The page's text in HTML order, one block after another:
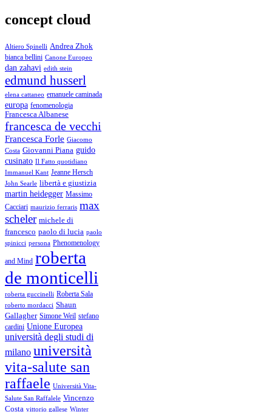
concept cloud
Altiero Spinelli Andrea Zhok
bianca bellini Canone Europeo
dan zahavi edith stein
edmund husserl
elena cattaneo emanuele caminada
europa fenomenologia
Francesca Albanese
francesca de vecchi
Francesca Forle Giacomo
Costa Giovanni Piana guido
cusinato Il Fatto quotidiano
Immanuel Kant Jeanne Hersch
John Searle libertà e giustizia
martin heidegger Massimo
Cacciari maurizio ferraris max
scheler michele di
francesco paolo di lucia paolo
spinicci persona Phenomenology
and Mind roberta
de monticelli
roberta guccinelli Roberta Sala
roberto mordacci Shaun
Gallagher Simone Weil stefano
cardini Unione Europea
università degli studi di
milano università
vita-salute san
raffaele Università Vita-
Salute San Raffalele Vincenzo
Costa vittorio gallese Winter